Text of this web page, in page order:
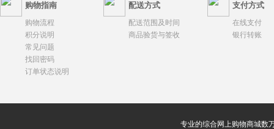
购物指南 配送方式 支付方式
购物流程
积分说明
常见问题
找回密码
订单状态说明
配送范围及时间
商品验货与签收
在线支付
银行转账
专业的综合网上购物商城数